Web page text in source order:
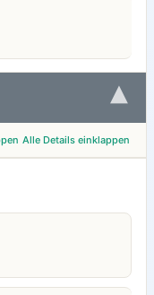
▾
Alle Details einklappen